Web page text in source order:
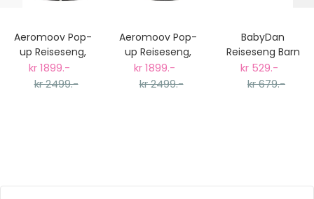
Aeromoov Pop-
up Reiseseng,
Sand
kr 1899.-
kr 2499.-
Aeromoov Pop-
up Reiseseng,
Grå
kr 1899.-
kr 2499.-
BabyDan
Reiseseng Barn
kr 529.-
kr 679.-